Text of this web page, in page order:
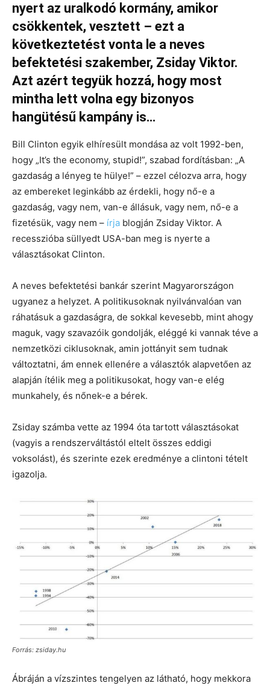
nyert az uralkodó kormány, amikor
csökkentek, vesztett – ezt a
következtetést vonta le a neves
befektetési szakember, Zsiday Viktor.
Azt azért tegyük hozzá, hogy most
mintha lett volna egy bizonyos
hangütésű kampány is…
Bill Clinton egyik elhíresült mondása az volt 1992-ben,
hogy „It’s the economy, stupid!”, szabad fordításban: „A
gazdaság a lényeg te hülye!” – ezzel célozva arra, hogy
az embereket leginkább az érdekli, hogy nő-e a
gazdaság, vagy nem, van-e állásuk, vagy nem, nő-e a
fizetésük, vagy nem – írja blogján Zsiday Viktor. A
recesszióba süllyedt USA-ban meg is nyerte a
választásokat Clinton.
A neves befektetési bankár szerint Magyarországon
ugyanez a helyzet. A politikusoknak nyilvánvalóan van
ráhatásuk a gazdaságra, de sokkal kevesebb, mint ahogy
maguk, vagy szavazóik gondolják, eléggé ki vannak téve a
nemzetközi ciklusoknak, amin jottányit sem tudnak
változtatni, ám ennek ellenére a választók alapvetően az
alapján ítélik meg a politikusokat, hogy van-e elég
munkahely, és nőnek-e a bérek.
Zsiday számba vette az 1994 óta tartott választásokat
(vagyis a rendszerváltástól eltelt összes eddigi
voksolást), és szerinte ezek eredménye a clintoni tételt
igazolja.
Forrás: zsiday.hu
Ábráján a vízszintes tengelyen az látható, hogy mekkora